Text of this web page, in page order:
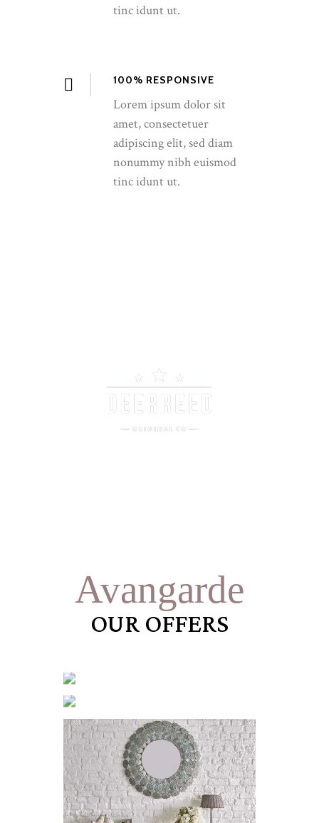
tinc idunt ut.
100% RESPONSIVE
Lorem ipsum dolor sit
amet, consectetuer
adipiscing elit, sed diam
nonummy nibh euismod
tinc idunt ut.
Avangarde
OUR OFFERS